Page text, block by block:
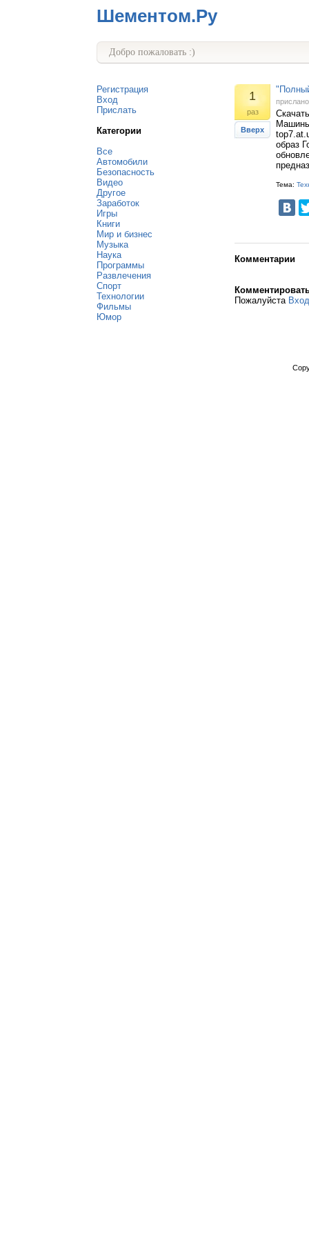
Шементом.Ру
Добро пожаловать :)
Регистрация
Вход
Прислать
Категории
Все
Автомобили
Безопасность
Видео
Другое
Заработок
Игры
Книги
Мир и бизнес
Музыка
Наука
Программы
Развлечения
Спорт
Технологии
Фильмы
Юмор
1
раз
Вверх
образ
Тема:
Комментарии
Пожалуйста Вход